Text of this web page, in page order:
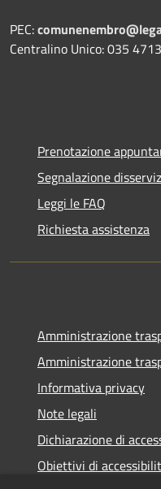
PEC:
Centralino Unico: 035
Prenotazione
Segnalazione
Leggi le FAQ
Richiesta assistenza
Amministrazione
Amministrazione
Informativa privacy
Note legali
Dichiarazione di
Obiettivi di